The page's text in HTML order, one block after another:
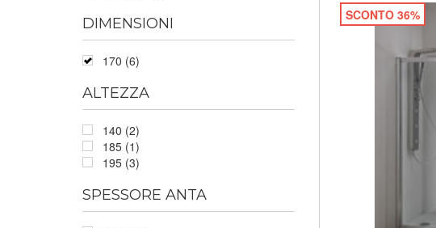
DIMENSIONI
170 (6)
ALTEZZA
140 (2)
185 (1)
195 (3)
SPESSORE ANTA
SCONTO 36%